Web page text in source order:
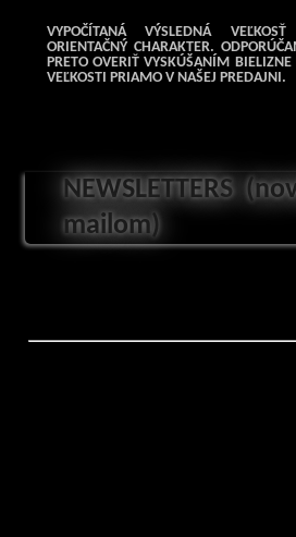
VYPOČÍTANÁ VÝSLEDNÁ
ORIENTAČNÝ CHARAKTER.
PRETO OVERIŤ VYSKÚŠANÍM BIELIZNE
VEĽKOSTI PRIAMO V NAŠEJ PREDAJNI.
NEWSLETTERS
mailom)